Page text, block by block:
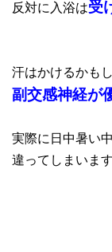
反対に入浴は受
汗はかけるかも
副交感神経が
実際に日中暑い
違ってしまいます